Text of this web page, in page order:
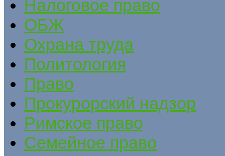
Налоговое право
ОБЖ
Охрана труда
Политология
Право
Прокурорский надзор
Римское право
Семейное право